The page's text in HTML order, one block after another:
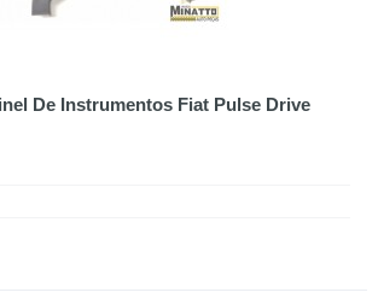
De Instrumentos Fiat Pulse Drive